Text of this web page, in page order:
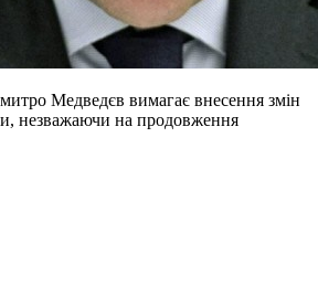
Медведєв вимагає внесення змін
незважаючи на продовження